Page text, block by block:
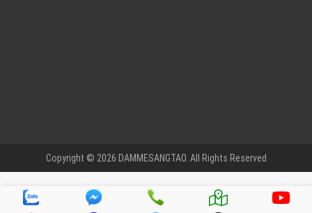
Copyright © 2026 DAMMESANGTAO. All Rights Reserved